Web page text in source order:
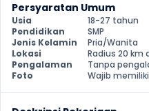
Persyaratan Umum
Usia
18-27 tahun
Pendidikan
SMP
Jenis Kelamin
Pria/Wanita
Lokasi
Radius 20 km
Pengalaman
Tanpa
Foto
Wajib